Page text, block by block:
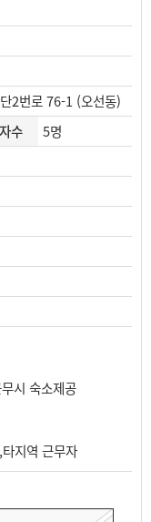
2번로 76-1 (오선동)
수
5명
시 숙소제공
지역 근무자